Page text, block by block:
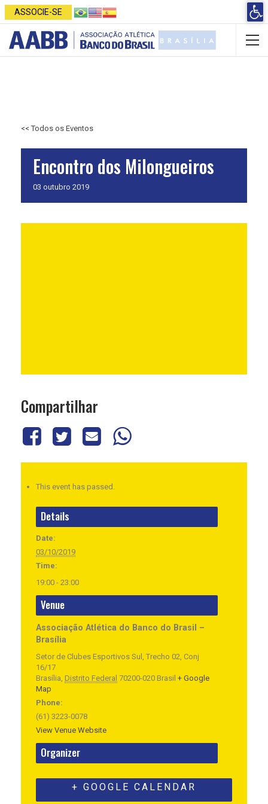
ASSOCIE-SE
<< Todos os Eventos
Encontro dos Milongueiros
03 outubro 2019
Compartilhar
This event has passed.
Details
Date:
03/10/2019
Time:
19:00 - 23:00
Venue
Associação Atlética do Banco do Brasil –
Brasília
Setor de Clubes Esportivos Sul, Trecho 02, Conj
16/17
Brasília, Distrito Federal 70200-020 Brasil + Google
Map
Phone:
(61) 3223-0078
View Venue Website
Organizer
+ GOOGLE CALENDAR